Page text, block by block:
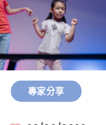
專家分享